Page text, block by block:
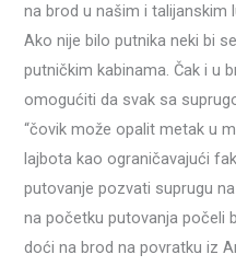
na brod u našim i talijanskim
Ako nije bilo putnika neki bi
putničkim kabinama. Čak i u
omogućiti da svak sa
“čovik može opalit metak u
lajbota kao ograničavajući
putovanje pozvati suprugu
na početku putovanja počeli
doći na brod na povratku iz